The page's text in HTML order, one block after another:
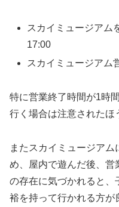
スカイミュージアム
17:00
スカイミュージアム
特に営業終了時間が1時
行く場合は注意されたほ
またスカイミュージア
め、屋内で遊んだ後、営
の存在に気づかれると、
裕を持って行かれる方が